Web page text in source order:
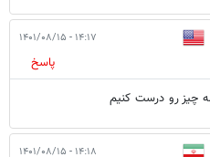
۱۴:۱۷ - ۱۴۰۱/۰۸/۱۵
پاسخ
چیز رو درست کنیم
۱۴:۱۸ - ۱۴۰۱/۰۸/۱۵